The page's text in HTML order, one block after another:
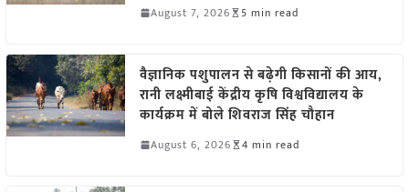
August 7, 2026 5 min read
वैज्ञानिक पशुपालन से बढ़ेगी किसानों की आय,
रानी लक्ष्मीबाई केंद्रीय कृषि विश्वविद्यालय के
कार्यक्रम में बोले शिवराज सिंह चौहान
August 6, 2026 4 min read